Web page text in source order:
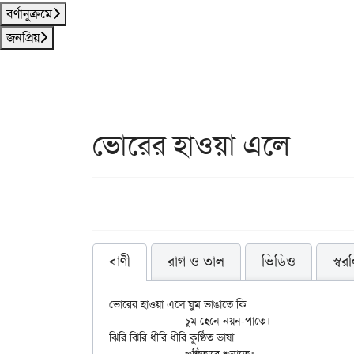
বর্ণানুক্রমে
জনপ্রিয়
ভোরের হাওয়া এলে
বাণী রাগ ও তাল ভিডিও
ভোরের হাওয়া এলে ঘুম ভাঙাতে কি
		চুম হেনে নয়ন-পাতে।
ঝিরি ঝিরি ধীরি ধীরি কুণ্ঠিত ভাষা